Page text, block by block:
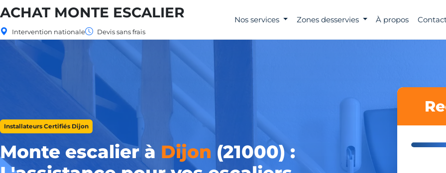
ACHAT MONTE ESCALIER
Intervention nationale Devis sans frais
Nos services Zones desservies À propos
Installateurs Certifiés Dijon
Monte escalier à Dijon (21000) :